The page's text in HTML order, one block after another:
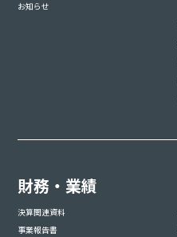
お知らせ
財務・業績
決算関連資料
事業報告書